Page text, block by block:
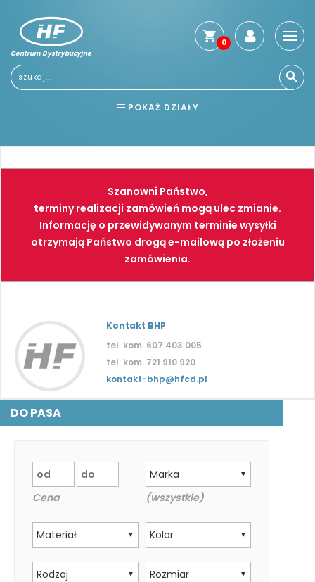
Centrum Dystrybucyjne
0
POKAŻ DZIAŁY
NARZĘDZIA SPAWALNICTWO
FARBY PNEUMATYKA
Szanowni Państwo,
terminy realizacji zamówień mogą ulec zmianie.
Informację o przewidywanym terminie wysyłki
otrzymają Państwo drogą e-mailową po złożeniu
zamówienia.
Kontakt BHP
tel. kom. 607 403 005
tel. kom. 721 910 920
kontakt-bhp@hfcd.pl
DO PASA
Cena
▼
Marka
(wszystkie)
▼
Materiał ▼
Kolor
▼
Rodzaj ▼
Rozmiar